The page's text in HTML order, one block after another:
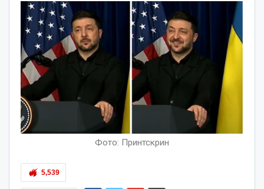
Фото: Принтскрин
5,539